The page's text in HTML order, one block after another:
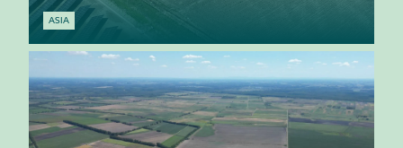
en la costa de Dangjin
ASIA